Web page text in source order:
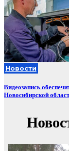
Новости
Видеозапись
Новосибирской